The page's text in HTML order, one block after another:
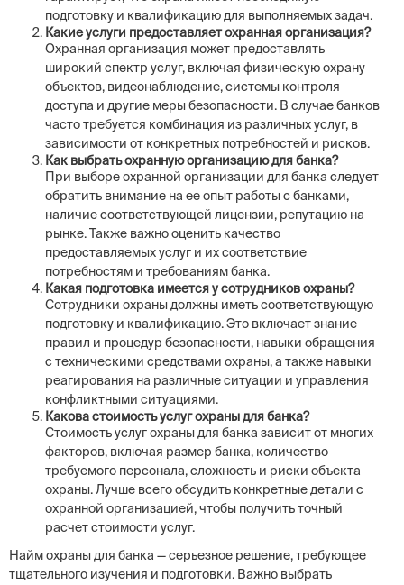
подготовку и квалификацию для выполняемых задач.
Какие услуги предоставляет охранная организация?
Охранная организация может предоставлять
широкий спектр услуг, включая физическую охрану
объектов, видеонаблюдение, системы контроля
доступа и другие меры безопасности. В случае банков
часто требуется комбинация из различных услуг, в
зависимости от конкретных потребностей и рисков.
Как выбрать охранную организацию для банка?
При выборе охранной организации для банка следует
обратить внимание на ее опыт работы с банками,
наличие соответствующей лицензии, репутацию на
рынке. Также важно оценить качество
предоставляемых услуг и их соответствие
потребностям и требованиям банка.
Какая подготовка имеется у сотрудников охраны?
Сотрудники охраны должны иметь соответствующую
подготовку и квалификацию. Это включает знание
правил и процедур безопасности, навыки обращения
с техническими средствами охраны, а также навыки
реагирования на различные ситуации и управления
конфликтными ситуациями.
Какова стоимость услуг охраны для банка?
Стоимость услуг охраны для банка зависит от многих
факторов, включая размер банка, количество
требуемого персонала, сложность и риски объекта
охраны. Лучше всего обсудить конкретные детали с
охранной организацией, чтобы получить точный
расчет стоимости услуг.
Найм охраны для банка — серьезное решение, требующее
тщательного изучения и подготовки. Важно выбрать